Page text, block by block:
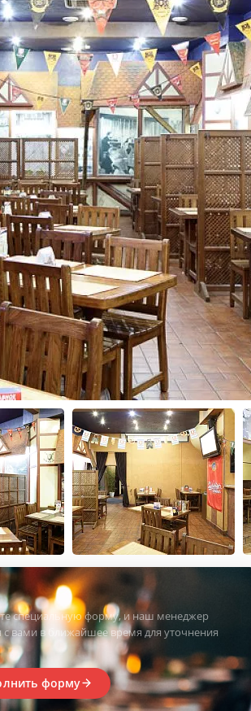
специальную форму, и наш менеджер
с вами в ближайшее время для уточнения
форму